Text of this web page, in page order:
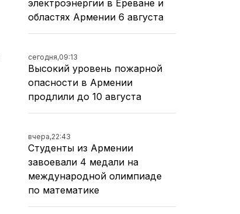
электроэнергии в Ереване и
областях Армении 6 августа
сегодня,09:13
Высокий уровень пожарной
опасности в Армении
продлили до 10 августа
вчера,22:43
Студенты из Армении
завоевали 4 медали на
международной олимпиаде
по математике